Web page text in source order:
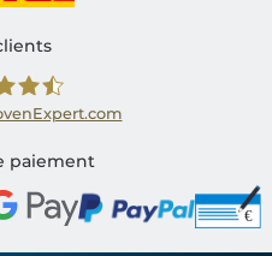
FR
paiement